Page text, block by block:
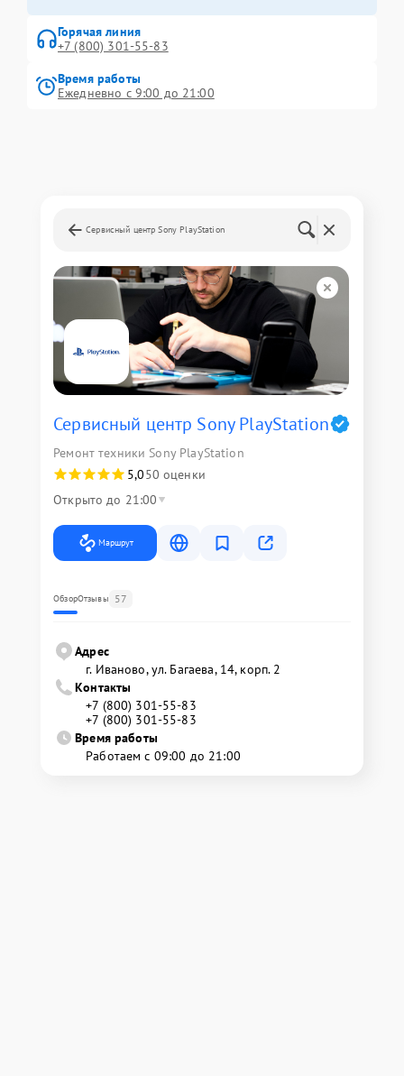
Горячая линия
+7 (800) 301-55-83
Время работы
Ежедневно с 9:00 до 21:00
Сервисный центр Sony PlayStation
Сервисный центр Sony PlayStation
Ремонт техники Sony PlayStation
5,050 оценки
Открыто до 21:00
Маршрут
ОбзорОтзывы 57
Адрес
г. Иваново, ул. Багаева, 14, корп. 2
Контакты
+7 (800) 301-55-83
+7 (800) 301-55-83
Время работы
Работаем с 09:00 до 21:00